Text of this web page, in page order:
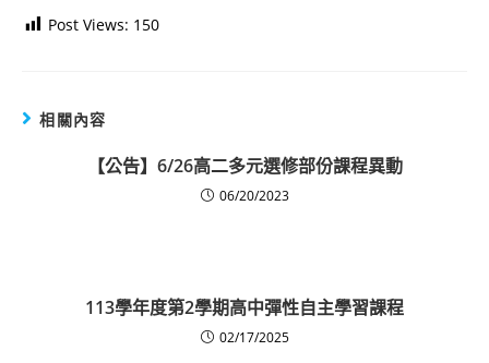
Post Views: 150
相關內容
【公告】6/26高二多元選修部份課程異動
06/20/2023
113學年度第2學期高中彈性自主學習課程
02/17/2025